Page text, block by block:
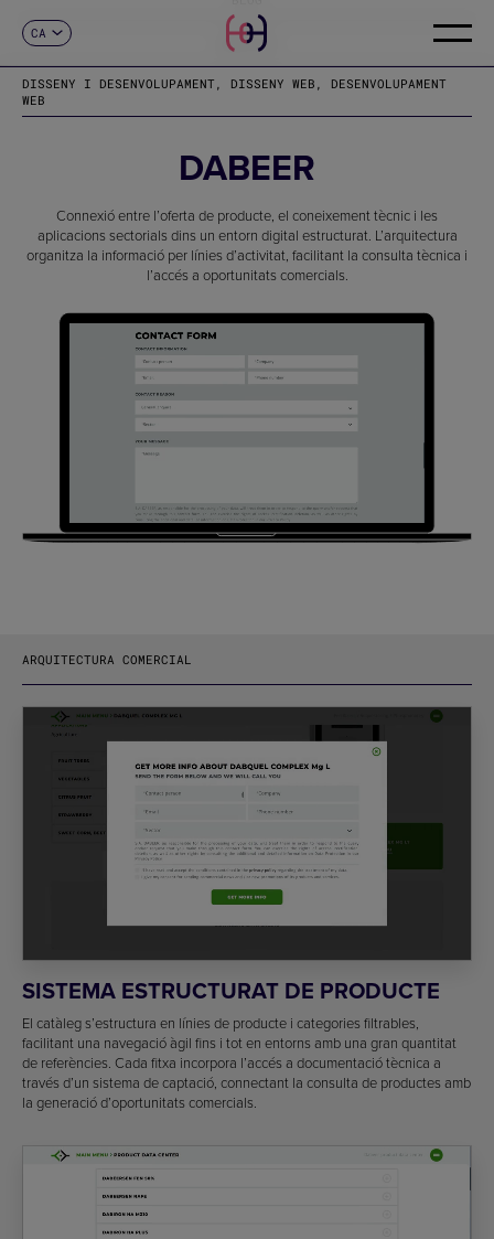
CA
FR
DE
CONTACTE
DISSENY I DESENVOLUPAMENT, DISSENY WEB, DESENVOLUPAMENT
WEB
DABEER
Connexió entre l’oferta de producte, el coneixement tècnic i les
aplicacions sectorials dins un entorn digital estructurat. L’arquitectura
organitza la informació per línies d’activitat, facilitant la consulta tècnica i
l’accés a oportunitats comercials.
ARQUITECTURA COMERCIAL
SISTEMA ESTRUCTURAT DE PRODUCTE
El catàleg s’estructura en línies de producte i categories filtrables,
facilitant una navegació àgil fins i tot en entorns amb una gran quantitat
de referències. Cada fitxa incorpora l’accés a documentació tècnica a
través d’un sistema de captació, connectant la consulta de productes amb
la generació d’oportunitats comercials.